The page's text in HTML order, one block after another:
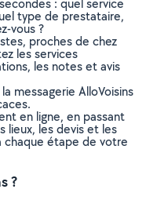
: quel service
type de prestataire,
vous ?
proches de chez
les services
les notes et avis
messagerie AlloVoisins
en ligne, en passant
lieux, les devis et les
chaque étape de votre
?